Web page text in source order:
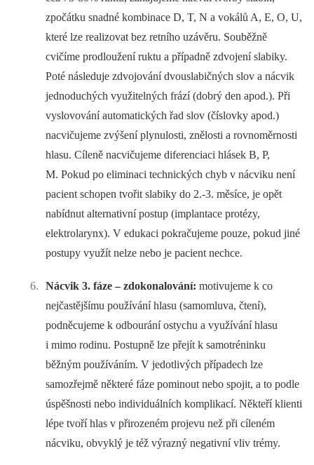
zpočátku snadné kombinace D, T, N a vokálů A, E, O, U,
které lze realizovat bez retního uzávěru. Souběžně
cvičíme prodloužení ruktu a případně zdvojení slabiky.
Poté následuje zdvojování dvouslabičných slov a nácvik
jednoduchých využitelných frází (dobrý den apod.). Při
vyslovování automatických řad slov (číslovky apod.)
nacvičujeme zvýšení plynulosti, znělosti a rovnoměrnosti
hlasu. Cíleně nacvičujeme diferenciaci hlásek B, P,
M. Pokud po eliminaci technických chyb v nácviku není
pacient schopen tvořit slabiky do 2.-3. měsíce, je opět
nabídnut alternativní postup (implantace protézy,
elektrolarynx). V edukaci pokračujeme pouze, pokud jiné
postupy využít nelze nebo je pacient nechce.
Nácvik 3. fáze –⁠ zdokonalování: motivujeme k co
nejčastějšímu používání hlasu (samomluva, čtení),
podněcujeme k odbourání ostychu a využívání hlasu
i mimo rodinu. Postupně lze přejít k samotréninku
běžným používáním. V jedotlivých případech lze
samozřejmě některé fáze pominout nebo spojit, a to podle
úspěšnosti nebo individuálních komplikací. Někteří klienti
lépe tvoří hlas v přirozeném projevu než při cíleném
nácviku, obvyklý je též výrazný negativní vliv trémy.